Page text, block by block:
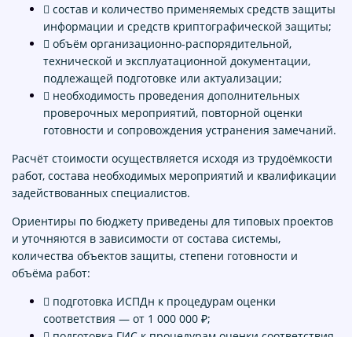
 состав и количество применяемых средств защиты
информации и средств криптографической защиты;
 объём организационно-распорядительной,
технической и эксплуатационной документации,
подлежащей подготовке или актуализации;
 необходимость проведения дополнительных
проверочных мероприятий, повторной оценки
готовности и сопровождения устранения замечаний.
Расчёт стоимости осуществляется исходя из трудоёмкости
работ, состава необходимых мероприятий и квалификации
задействованных специалистов.
Ориентиры по бюджету приведены для типовых проектов
и уточняются в зависимости от состава системы,
количества объектов защиты, степени готовности и
объёма работ:
 подготовка ИСПДн к процедурам оценки
соответствия — от 1 000 000 ₽;